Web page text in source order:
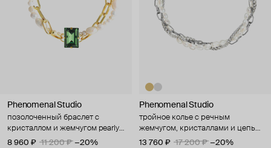
Phenomenal Studio
позолоченный браслет с
кристаллом и жемчугом pearly
green
8 960 ₽ 11 200 ₽ −20%
Phenomenal Studio
тройное колье с речным
жемчугом, кристаллами и цепью,
roskoshestvo
13 760 ₽ 17 200 ₽ −20%